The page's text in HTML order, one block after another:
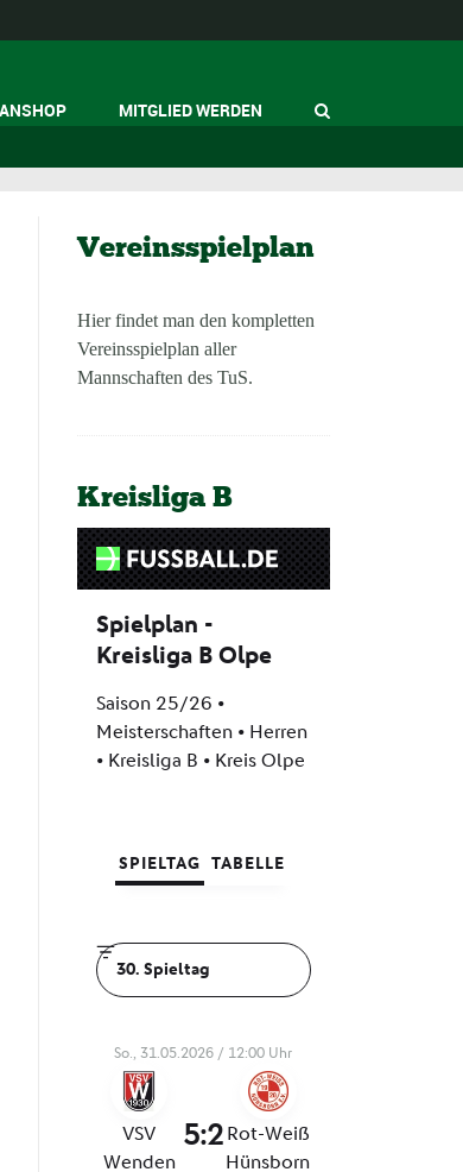
MITGLIED WERDEN
Vereinsspielplan
Hier findet man den kompletten
Vereinsspielplan aller
Mannschaften des TuS.
Kreisliga B